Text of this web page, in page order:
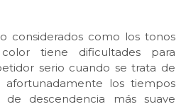
considerados como los tonos
tiene dificultades para
serio cuando se trata de
los tiempos
descendencia más suave